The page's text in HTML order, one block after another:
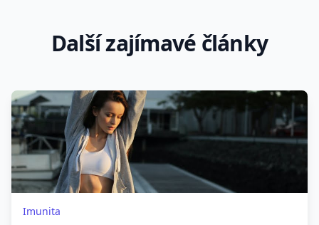
Další zajímavé články
Imunita